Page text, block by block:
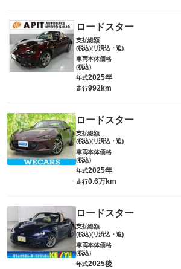
ロードスター
支払総額
(税込)(リ済込・追)
車両本体価格
(税込)
年式2025年
走行992km
ロードスター
支払総額
(税込)(リ済込・追)
車両本体価格
(税込)
年式2025年
走行0.6万km
ロードスター
支払総額
(税込)(リ済込・追)
車両本体価格
(税込)
年式2025後